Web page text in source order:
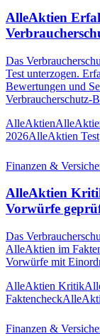
AlleAktien
Das
Test unterzogen.
Bewertungen und
Verbraucherschutz-
AlleAktien
2026AlleAktien Test
Finanzen &
AlleAktien
Vorwürfe
Das
AlleAktien im
Vorwürfe mit
AlleAktien Kritik
Faktencheck
Finanzen &